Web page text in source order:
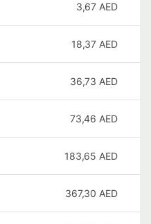
3,67 AED
18,37 AED
36,73 AED
73,46 AED
183,65 AED
367,30 AED